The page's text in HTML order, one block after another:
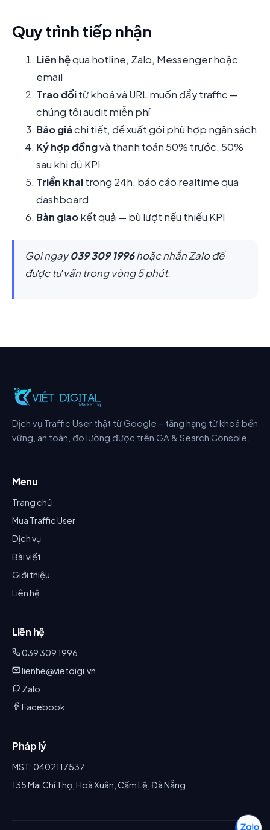
Quy trình tiếp nhận
Liên hệqua hotline, Zalo, Messenger hoặc
email
Trao đổitừ khoá và URL muốn đẩy traffic —
chúng tôi audit miễn phí
Báo giáchi tiết, đề xuất gói phù hợp ngân sách
Ký hợp đồngvà thanh toán 50% trước, 50%
sau khi đủ KPI
Triển khaitrong 24h, báo cáo realtime qua
dashboard
Bàn giaokết quả — bù lượt nếu thiếu KPI
Gọi ngay039 309 1996hoặc nhắn Zalo để
được tư vấn trong vòng 5 phút.
Dịch vụ Traffic User thật từ Google – tăng hạng từ khoá bền
vững, an toàn, đo lường được trên GA & Search Console.
Menu
Trang chủ
Mua Traffic User
Dịch vụ
Bài viết
Giới thiệu
Liên hệ
Liên hệ
039 309 1996
lienhe@vietdigi.vn
Zalo
Facebook
Pháp lý
MST: 0402117537
135 Mai Chí Thọ, Hoà Xuân, Cẩm Lệ, Đà Nẵng